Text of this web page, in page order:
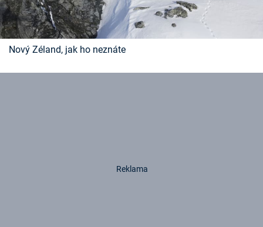
Nový Zéland, jak ho neznáte